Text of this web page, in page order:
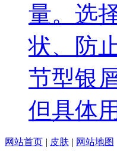
量。选
状、防
节型银
但具体
网站首页 | 皮肤 | 网站地图